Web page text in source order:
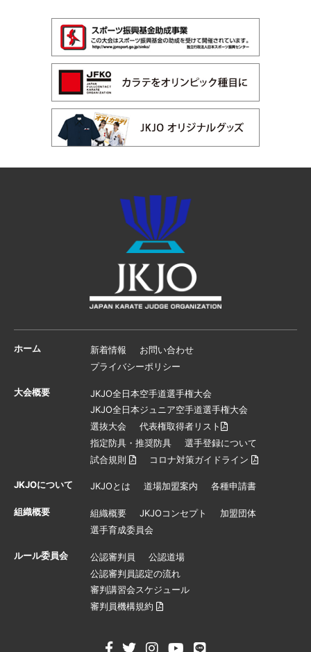
ホーム 新着情報
お問い合わせ
プライバシーポリシー
大会概要
JKJO全日本空手道選手権大会
JKJO全日本ジュニア空手道選手権大会
選抜大会
代表権取得者リスト
指定防具・推奨防具
選手登録について
試合規則
コロナ対策ガイドライン
JKJOについて JKJOとは 道場加盟案内 各種申請書
組織概要 組織概要 JKJOコンセプト
加盟団体
選手育成委員会
ルール委員会 公認審判員
公認道場
公認審判員認定の流れ
審判講習会スケジュール
審判員機構規約